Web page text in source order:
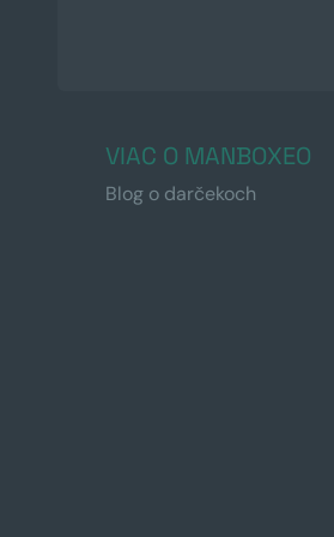
VIAC O MANBOXEO
Blog o darčekoch